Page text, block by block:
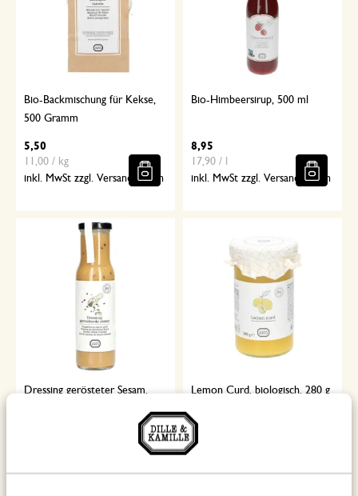
Bio-Backmischung für Kekse,
500 Gramm
5,50
11,00 / kg
inkl. MwSt zzgl. Versandkosten
Bio-Himbeersirup, 500 ml
8,95
17,90 / l
inkl. MwSt zzgl. Versandkosten
Dressing gerösteter Sesam,
Lemon Curd, biologisch, 280 g
28,39 / kg